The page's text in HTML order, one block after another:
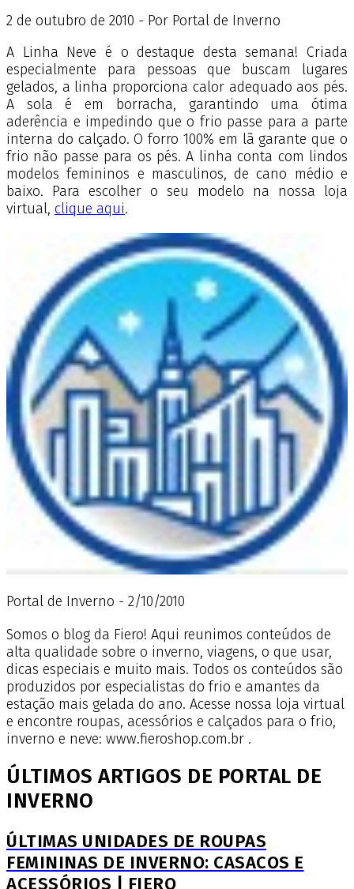
2 de outubro de 2010 - Por Portal de Inverno
A Linha Neve é o destaque desta semana! Criada
especialmente para pessoas que buscam lugares
gelados, a linha proporciona calor adequado aos pés.
A sola é em borracha, garantindo uma ótima
aderência e impedindo que o frio passe para a parte
interna do calçado. O forro 100% em lã garante que o
frio não passe para os pés. A linha conta com lindos
modelos femininos e masculinos, de cano médio e
baixo. Para escolher o seu modelo na nossa loja
virtual, clique aqui.
Portal de Inverno - 2/10/2010
Somos o blog da Fiero! Aqui reunimos conteúdos de
alta qualidade sobre o inverno, viagens, o que usar,
dicas especiais e muito mais. Todos os conteúdos são
produzidos por especialistas do frio e amantes da
estação mais gelada do ano. Acesse nossa loja virtual
e encontre roupas, acessórios e calçados para o frio,
inverno e neve: www.fieroshop.com.br .
ÚLTIMOS ARTIGOS DE PORTAL DE
INVERNO
ÚLTIMAS UNIDADES DE ROUPAS
FEMININAS DE INVERNO: CASACOS E
ACESSÓRIOS | FIERO